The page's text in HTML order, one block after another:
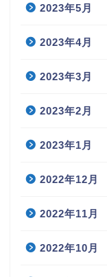
2023年5月
2023年4月
2023年3月
2023年2月
2023年1月
2022年12月
2022年11月
2022年10月